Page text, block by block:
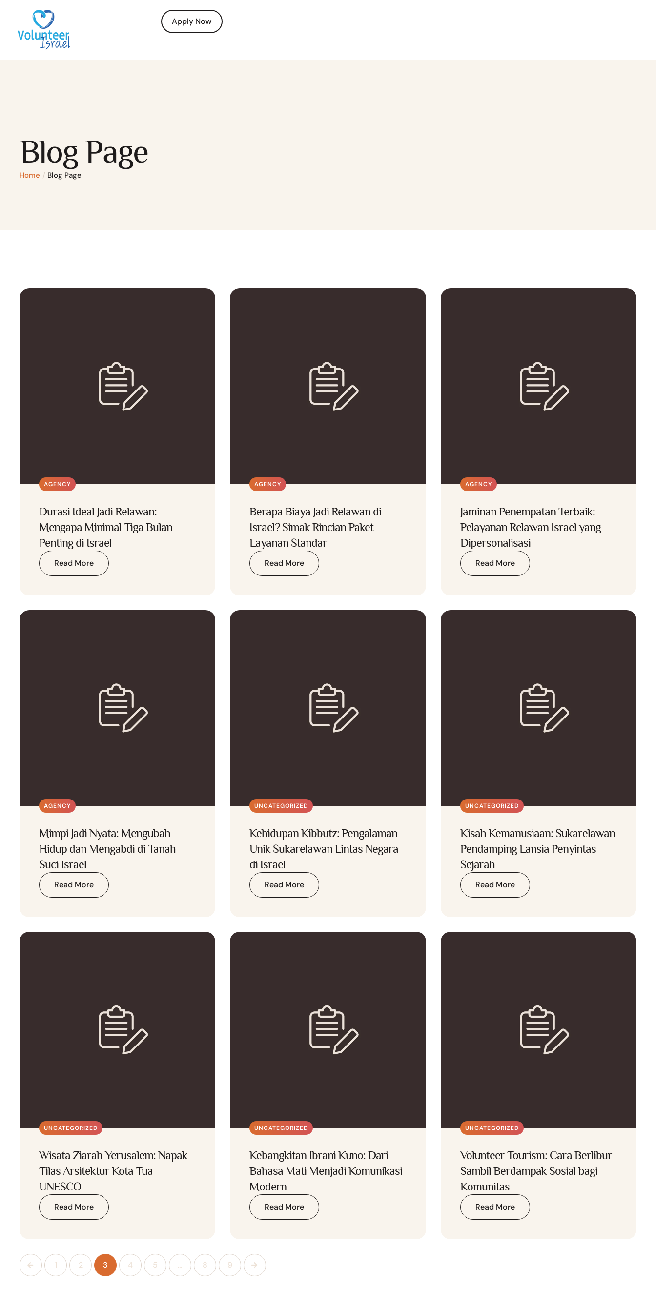
Apply Now
Blog Page
Home / Blog Page
AGENCY
Durasi Ideal Jadi Relawan:
Mengapa Minimal Tiga Bulan
Penting di Israel
Read More
AGENCY
Berapa Biaya Jadi Relawan di
Israel? Simak Rincian Paket
Layanan Standar
Read More
AGENCY
Jaminan Penempatan Terbaik:
Pelayanan Relawan Israel yang
Dipersonalisasi
Read More
AGENCY
Mimpi Jadi Nyata: Mengubah
Hidup dan Mengabdi di Tanah
Suci Israel
Read More
UNCATEGORIZED
Kehidupan Kibbutz: Pengalaman
Unik Sukarelawan Lintas Negara
di Israel
Read More
UNCATEGORIZED
Kisah Kemanusiaan: Sukarelawan
Pendamping Lansia Penyintas
Sejarah
Read More
UNCATEGORIZED
Wisata Ziarah Yerusalem: Napak
Tilas Arsitektur Kota Tua
UNESCO
Read More
UNCATEGORIZED
Kebangkitan Ibrani Kuno: Dari
Bahasa Mati Menjadi Komunikasi
Modern
Read More
UNCATEGORIZED
Volunteer Tourism: Cara Berlibur
Sambil Berdampak Sosial bagi
Komunitas
Read More
1 2 3 4 5 … 8 9